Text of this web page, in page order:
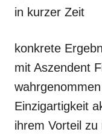
in kurzer Zeit
konkrete
mit Aszendent
Einzigartigkeit
ihrem Vorteil zu